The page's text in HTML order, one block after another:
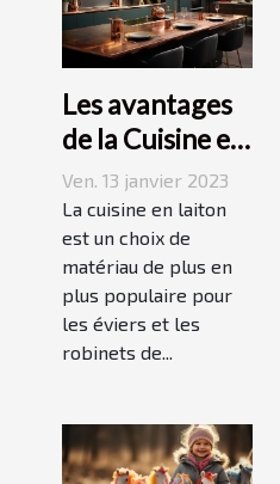
Les avantages
de la Cuisine en
Laiton
Ven. 13 janvier 2023
La cuisine en laiton
est un choix de
matériau de plus en
plus populaire pour
les éviers et les
robinets de...